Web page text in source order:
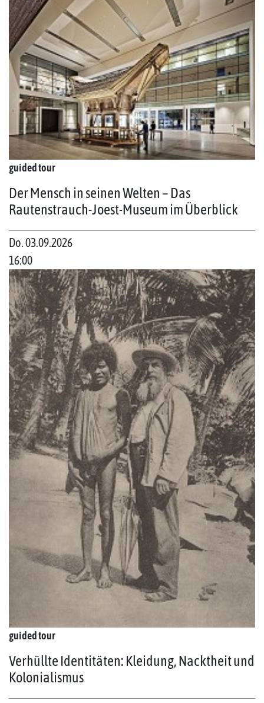
guided tour
Der Mensch in seinen Welten – Das
Rautenstrauch-Joest-Museum im Überblick
Do. 03.09.2026
16:00
guided tour
Verhüllte Identitäten: Kleidung, Nacktheit und
Kolonialismus